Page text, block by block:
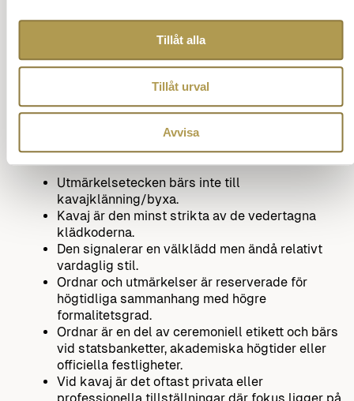
Tillåt alla
Tillåt urval
Avvisa
Utmärkelser och ordnar vid klädkod
kavaj för henne
Utmärkelsetecken bärs inte till
kavajklänning/byxa.
Kavaj är den minst strikta av de vedertagna
klädkoderna.
Den signalerar en välklädd men ändå relativt
vardaglig stil.
Ordnar och utmärkelser är reserverade för
högtidliga sammanhang med högre
formalitetsgrad.
Ordnar är en del av ceremoniell etikett och bärs
vid statsbanketter, akademiska högtider eller
officiella festligheter.
Vid kavaj är det oftast privata eller